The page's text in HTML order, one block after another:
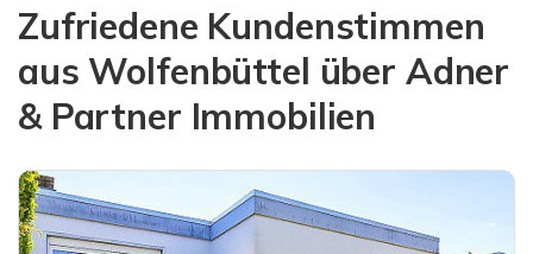
Zufriedene Kundenstimmen
aus Wolfenbüttel über Adner
& Partner Immobilien